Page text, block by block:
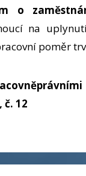
o
na
poměr
č. 12